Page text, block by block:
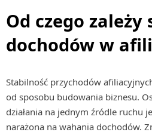
Od czego zależy
dochodów w
Stabilność przychodów
od sposobu budowania biznesu.
działania na jednym źródle ruchu
narażona na wahania dochodów.